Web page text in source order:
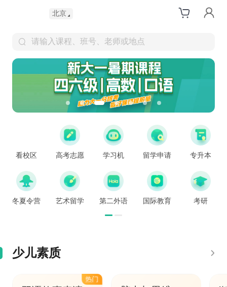
北京
请输入课程、班号、老师或地点
看校区 高考志愿 学习机 留学申请 专升本
冬夏令营 艺术留学 第二外语 国际教育 考研
少儿素质
热门